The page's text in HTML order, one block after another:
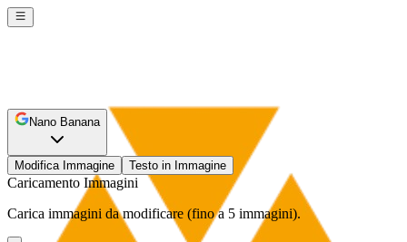
Nano Banana
Modifica Immagine Testo in Immagine
Caricamento Immagini
Carica immagini da modificare (fino a 5 immagini).